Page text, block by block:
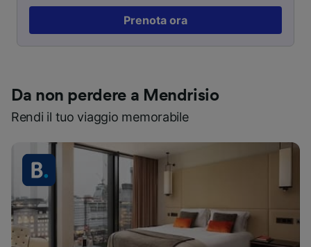
Prenota ora
Da non perdere a Mendrisio
Rendi il tuo viaggio memorabile